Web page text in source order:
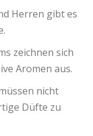
Herren gibt es
zeichnen sich
Aromen aus.
nicht
Düfte zu